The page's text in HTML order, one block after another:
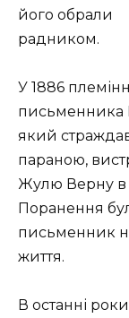
його обрали
радником.
У 1886
письменника
який
параною,
Жулю Верну в
Поранення
письменник
життя.
В останні